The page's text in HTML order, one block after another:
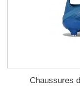
Chaussures